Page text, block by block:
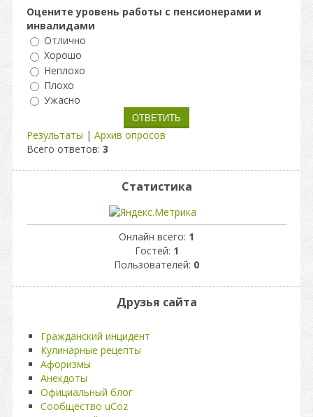
Оцените уровень работы с пенсионерами и
инвалидами
Отлично
Хорошо
Неплохо
Плохо
Ужасно
Результаты | Архив опросов
Всего ответов: 3
Статистика
Онлайн всего: 1
Гостей: 1
Пользователей: 0
Друзья сайта
Гражданский инцидент
Кулинарные рецепты
Афоризмы
Анекдоты
Официальный блог
Сообщество uCoz